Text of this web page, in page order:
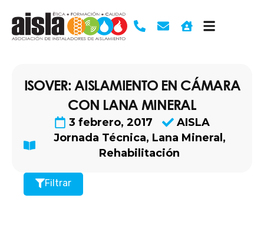
contenido
ISOVER: AISLAMIENTO EN CÁMARA
CON LANA MINERAL
3 febrero, 2017
AISLA
Jornada Técnica, Lana Mineral,
Rehabilitación
Filtrar